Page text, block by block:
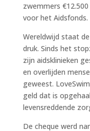
zwemmers
voor het Aidsfonds.
Wereldwijd staat
druk. Sinds het
zijn aidsklinieken
en overlijden
geweest.
geld dat is
levensreddende
De cheque werd